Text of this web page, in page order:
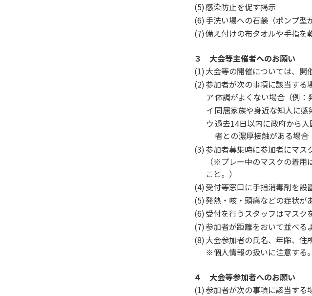
(5)感染防止を促す掲示
(6)手洗い場への石鹸（ポンプ型
(7)備え付けの布タオルや手指を
３ 大会等主催者へのお願い
(1)大会等の開催については、開
(2)参加者が次の事項に該当する
ア体調がよくない場合（例：
イ 同居家族や身近な知人に
ウ過去14日以内に政府から
者との濃厚接触がある場合
(3)参加者募集時に参加者にマス
（※プレー中のマスクの着
こと。）
(4)受付等窓口に手指消毒剤を設
(5)発熱・咳・頭痛などの症状が
(6)受付を行うスタッフはマスク
(7)参加者が距離をおいて並べる
(8)大会参加者の氏名、年齢、住
※個人情報の扱いに注意する。
４ 大会等参加者へのお願い
(1)参加者が次の事項に該当する